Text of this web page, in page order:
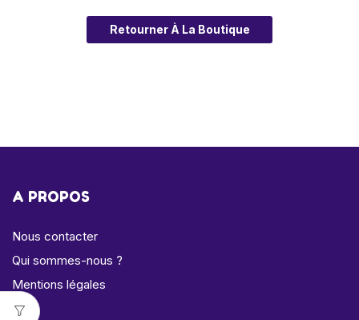
Retourner À La Boutique
A PROPOS
Nous contacter
Qui sommes-nous ?
Mentions légales